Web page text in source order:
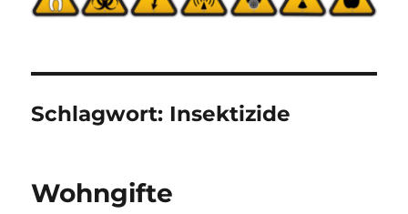
Schlagwort: Insektizide
Wohngifte